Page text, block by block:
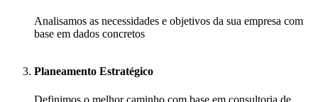
Analisamos as necessidades e objetivos da sua empresa com
base em dados concretos
Planeamento Estratégico
Definimos o melhor caminho com base em consultoria de